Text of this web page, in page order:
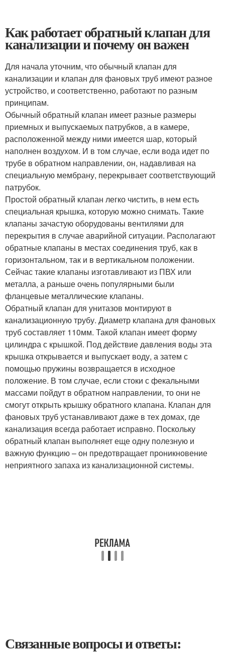
Как работает обратный клапан для
канализации и почему он важен
Для начала уточним, что обычный клапан для
канализации и клапан для фановых труб имеют разное
устройство, и соответственно, работают по разным
принципам.
Обычный обратный клапан имеет разные размеры
приемных и выпускаемых патрубков, а в камере,
расположенной между ними имеется шар, который
наполнен воздухом. И в том случае, если вода идет по
трубе в обратном направлении, он, надавливая на
специальную мембрану, перекрывает соответствующий
патрубок.
Простой обратный клапан легко чистить, в нем есть
специальная крышка, которую можно снимать. Такие
клапаны зачастую оборудованы вентилями для
перекрытия в случае аварийной ситуации. Располагают
обратные клапаны в местах соединения труб, как в
горизонтальном, так и в вертикальном положении.
Сейчас такие клапаны изготавливают из ПВХ или
металла, а раньше очень популярными были
фланцевые металлические клапаны.
Обратный клапан для унитазов монтируют в
канализационную трубу. Диаметр клапана для фановых
труб составляет 110мм. Такой клапан имеет форму
цилиндра с крышкой. Под действие давления воды эта
крышка открывается и выпускает воду, а затем с
помощью пружины возвращается в исходное
положение. В том случае, если стоки с фекальными
массами пойдут в обратном направлении, то они не
смогут открыть крышку обратного клапана. Клапан для
фановых труб устанавливают даже в тех домах, где
канализация всегда работает исправно. Поскольку
обратный клапан выполняет еще одну полезную и
важную функцию – он предотвращает проникновение
неприятного запаха из канализационной системы.
Связанные вопросы и ответы: